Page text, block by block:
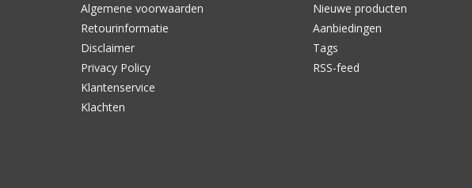
Algemene voorwaarden
Retourinformatie
Disclaimer
Privacy Policy
Klantenservice
Klachten
Nieuwe producten
Aanbiedingen
Tags
RSS-feed